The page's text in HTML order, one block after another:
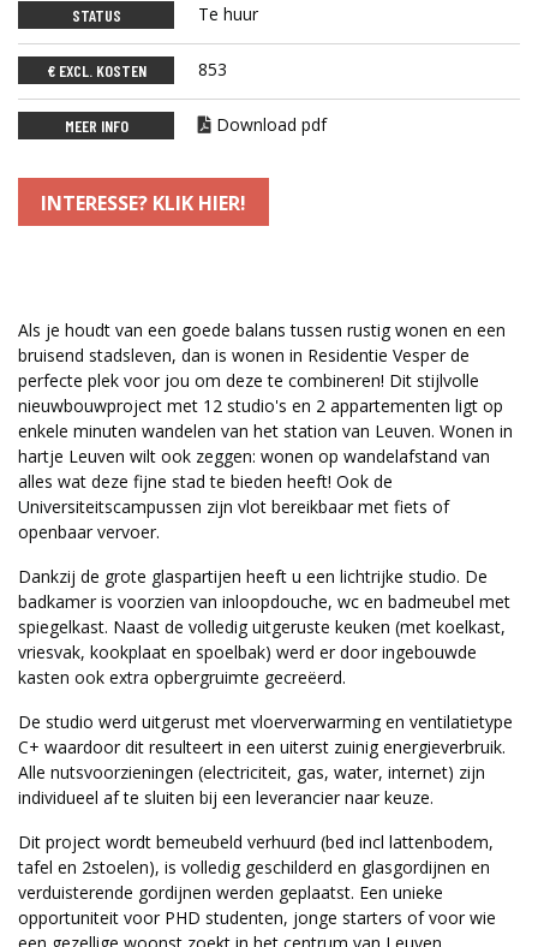
STATUS Te huur
€ EXCL. KOSTEN 853
MEER INFO Download pdf
INTERESSE? KLIK HIER!
Als je houdt van een goede balans tussen rustig wonen en een
bruisend stadsleven, dan is wonen in Residentie Vesper de
perfecte plek voor jou om deze te combineren! Dit stijlvolle
nieuwbouwproject met 12 studio's en 2 appartementen ligt op
enkele minuten wandelen van het station van Leuven. Wonen in
hartje Leuven wilt ook zeggen: wonen op wandelafstand van
alles wat deze fijne stad te bieden heeft! Ook de
Universiteitscampussen zijn vlot bereikbaar met fiets of
openbaar vervoer.
Dankzij de grote glaspartijen heeft u een lichtrijke studio. De
badkamer is voorzien van inloopdouche, wc en badmeubel met
spiegelkast. Naast de volledig uitgeruste keuken (met koelkast,
vriesvak, kookplaat en spoelbak) werd er door ingebouwde
kasten ook extra opbergruimte gecreëerd.
De studio werd uitgerust met vloerverwarming en ventilatietype
C+ waardoor dit resulteert in een uiterst zuinig energieverbruik.
Alle nutsvoorzieningen (electriciteit, gas, water, internet) zijn
individueel af te sluiten bij een leverancier naar keuze.
Dit project wordt bemeubeld verhuurd (bed incl lattenbodem,
tafel en 2stoelen), is volledig geschilderd en glasgordijnen en
verduisterende gordijnen werden geplaatst. Een unieke
opportuniteit voor PHD studenten, jonge starters of voor wie